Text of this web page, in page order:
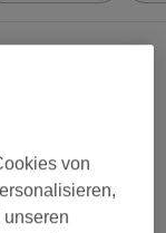
von